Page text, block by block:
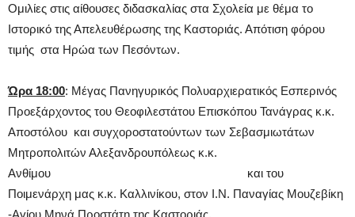
Ομιλίες στις αίθουσες διδασκαλίας στα Σχολεία με θέμα το
Ιστορικό της Απελευθέρωσης της Καστοριάς. Απότιση φόρου
τιμής στα Ηρώα των Πεσόντων.
Ώρα 18:00: Μέγας Πανηγυρικός Πολυαρχιερατικός Εσπερινός
Προεξάρχοντος του Θεοφιλεστάτου Επισκόπου Τανάγρας κ.κ.
Αποστόλου και συγχοροστατούντων των Σεβασμιωτάτων
Μητροπολιτών Αλεξανδρουπόλεως κ.κ.
Ανθίμου και του
Ποιμενάρχη μας κ.κ. Καλλινίκου, στον Ι.Ν. Παναγίας Μουζεβίκη
-Αγίου Μηνά Προστάτη της Καστοριάς.